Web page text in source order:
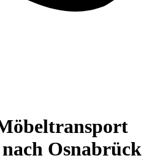
Osnabrück